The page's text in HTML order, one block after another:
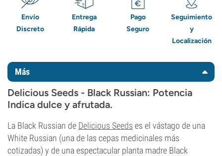
Envío
Discreto
Entrega
Rápida
Pago
Seguro
Seguimiento
y
Localización
Más
Delicious Seeds - Black Russian: Potencia
Indica dulce y afrutada.
La Black Russian de Delicious Seeds es el vástago de una
White Russian (una de las cepas medicinales más
cotizadas) y de una espectacular planta madre Black